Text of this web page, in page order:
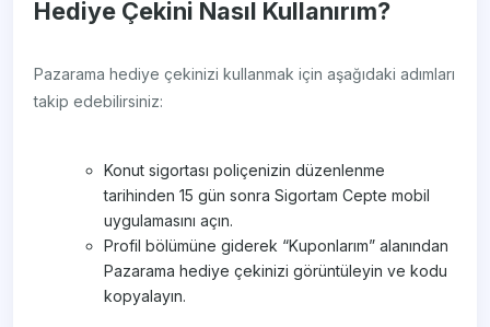
Hediye Çekini Nasıl Kullanırım?
Pazarama hediye çekinizi kullanmak için aşağıdaki adımları
takip edebilirsiniz:
Konut sigortası poliçenizin düzenlenme
tarihinden 15 gün sonra Sigortam Cepte mobil
uygulamasını açın.
Profil bölümüne giderek “Kuponlarım” alanından
Pazarama hediye çekinizi görüntüleyin ve kodu
kopyalayın.